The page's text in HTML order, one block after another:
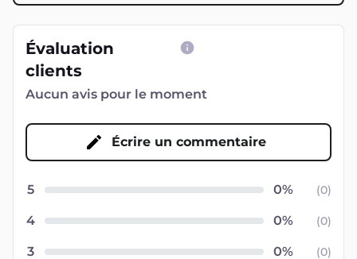
Évaluation
clients
Aucun avis pour le moment
Écrire un commentaire
5 (0)
4 (0)
3 (0)